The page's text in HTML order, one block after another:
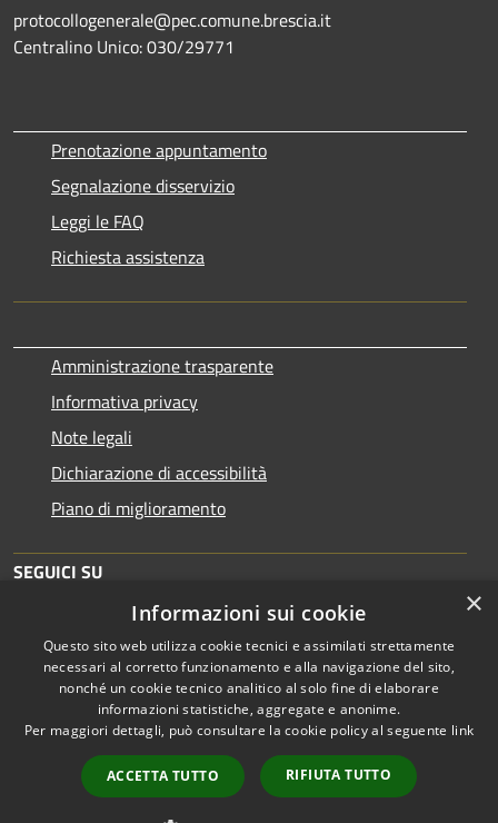
protocollogenerale@pec.comune.brescia.it
Centralino Unico: 030/29771
Prenotazione appuntamento
Segnalazione disservizio
Leggi le FAQ
Richiesta assistenza
Amministrazione trasparente
Informativa privacy
Note legali
Dichiarazione di accessibilità
Piano di miglioramento
SEGUICI SU
RSS
Accessibilità
Copyright © 2026 • Comune di
Municipium•
Accesso
redazione
×
Informazioni sui cookie
Questo sito web utilizza cookie tecnici e assimilati strettamente
necessari al corretto funzionamento e alla navigazione del sito,
nonché un cookie tecnico analitico al solo fine di elaborare
informazioni statistiche, aggregate e anonime.
Per maggiori dettagli, può consultare la cookie policy al seguente link
ACCETTA TUTTO RIFIUTA TUTTO